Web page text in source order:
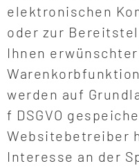
elektronischen
oder zur
Ihnen
werden auf
f DSGVO
Websitebetreiber
Interesse an der